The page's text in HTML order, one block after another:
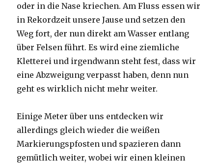
oder in die Nase kriechen. Am Fluss essen wir
in Rekordzeit unsere Jause und setzen den
Weg fort, der nun direkt am Wasser entlang
über Felsen führt. Es wird eine ziemliche
Kletterei und irgendwann steht fest, dass wir
eine Abzweigung verpasst haben, denn nun
geht es wirklich nicht mehr weiter.
Einige Meter über uns entdecken wir
allerdings gleich wieder die weißen
Markierungspfosten und spazieren dann
gemütlich weiter, wobei wir einen kleinen